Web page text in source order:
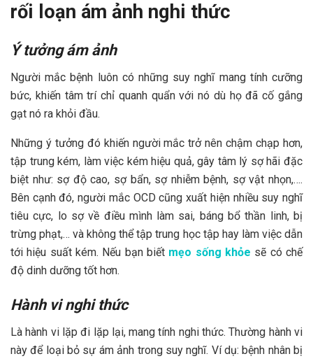
rối loạn ám ảnh nghi thức
Ý tưởng ám ảnh
Người mắc bệnh luôn có những suy nghĩ mang tính cưỡng
bức, khiến tâm trí chỉ quanh quẩn với nó dù họ đã cố gắng
gạt nó ra khỏi đầu.
Những ý tưởng đó khiến người mắc trở nên chậm chạp hơn,
tập trung kém, làm việc kém hiệu quả, gây tâm lý sợ hãi đặc
biệt như: sợ độ cao, sợ bẩn, sợ nhiễm bệnh, sợ vật nhọn,….
Bên cạnh đó, người mắc OCD cũng xuất hiện nhiều suy nghĩ
tiêu cực, lo sợ về điều mình làm sai, báng bổ thần linh, bị
trừng phạt,… và không thể tập trung học tập hay làm việc dẫn
tới hiệu suất kém. Nếu bạn biết mẹo sống khỏe sẽ có chế
độ dinh dưỡng tốt hơn.
Hành vi nghi thức
Là hành vi lặp đi lặp lại, mang tính nghi thức. Thường hành vi
này để loại bỏ sự ám ảnh trong suy nghĩ. Ví dụ: bệnh nhân bị